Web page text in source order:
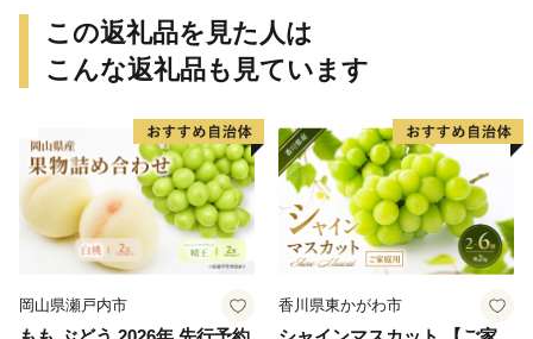
この返礼品を見た人は
こんな返礼品も見ています
岡山県瀬戸内市 香川県東かがわ市